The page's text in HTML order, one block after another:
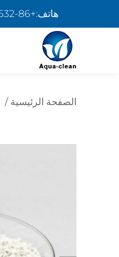
هاتف:+86-532 85807910
الصفحة الرئيسية /